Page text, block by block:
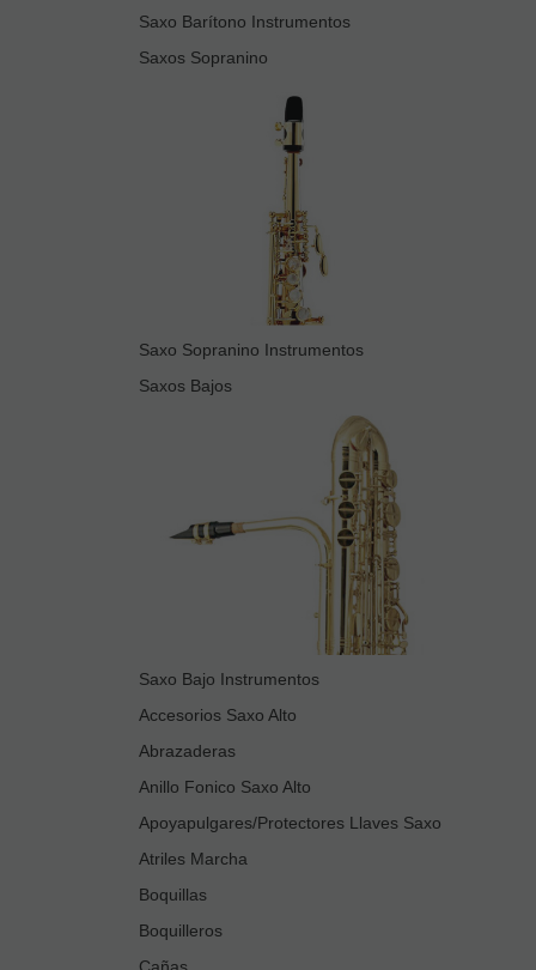
Saxo Barítono Instrumentos
Saxos Sopranino
Saxo Sopranino Instrumentos
Saxos Bajos
Saxo Bajo Instrumentos
Accesorios Saxo Alto
Abrazaderas
Anillo Fonico Saxo Alto
Apoyapulgares/Protectores Llaves Saxo
Atriles Marcha
Boquillas
Boquilleros